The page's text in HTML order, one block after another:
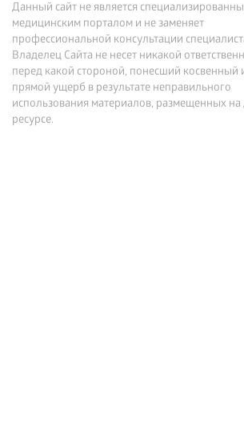
Данный сайт не является
медицинским порталом и не заменяет
профессиональной консультации
Владелец Сайта не несет никакой
перед какой стороной, понесший косвенный
прямой ущерб в результате неправильного
использования материалов, размещенных
ресурсе.